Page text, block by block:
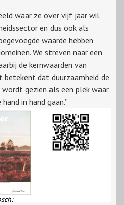
waar ze over vijf jaar wil
en dus ook als
waarde hebben
We streven naar een
de kernwaarden van
dat duurzaamheid de
gezien als een plek waar
in hand gaan.”